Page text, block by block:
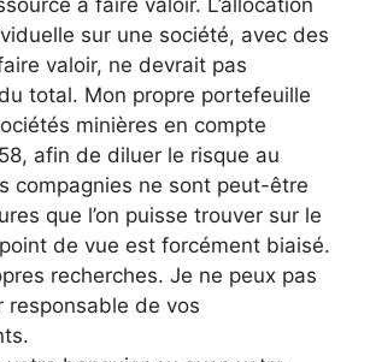
sur une société, avec des
valoir, ne devrait pas
total. Mon propre portefeuille
minières en compte
afin de diluer le risque au
compagnies ne sont peut-être
que l’on puisse trouver sur le
de vue est forcément biaisé.
recherches. Je ne peux pas
responsable de vos